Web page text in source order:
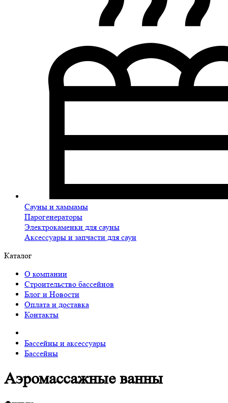
Сауны и хаммамы
Парогенераторы
Электрокаменки для сауны
Аксессуары и запчасти для саун
Каталог
О компании
Строительство бассейнов
Блог и Новости
Оплата и доставка
Контакты
Бассейны и аксессуары
Бассейны
Аэромассажные ванны